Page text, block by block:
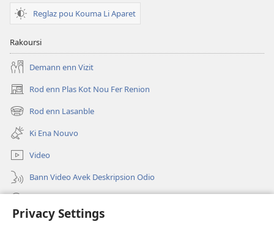
Privacy Settings
Reglaz pou Kouma Li Aparet
Rakoursi
Demann enn Vizit
Rod enn Plas Kot Nou Fer Renion
(ouver
enn
nouvo
tab)
Rod enn Lasanble
(ouver
enn
nouvo
tab)
Ki Ena Nouvo
Video
Bann Video Avek Deskripsion Odio